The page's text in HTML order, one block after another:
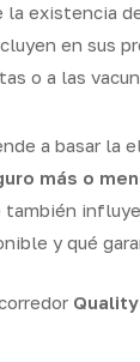
la existencia
en sus
o a las
a basar la
más o
también
y qué